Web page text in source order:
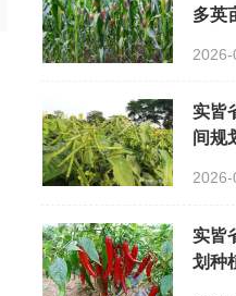
多英
实皆
间规
实皆
划种